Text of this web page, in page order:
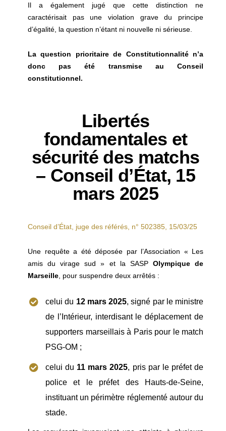
Il a également jugé que cette distinction ne
caractérisait pas une violation grave du principe
d’égalité, la question n’étant ni nouvelle ni sérieuse.
La question prioritaire de Constitutionnalité n’a
donc pas été transmise au Conseil
constitutionnel.
Libertés
fondamentales et
sécurité des matchs
– Conseil d’État, 15
mars 2025
Conseil d’État, juge des référés, n° 502385, 15/03/25
Une requête a été déposée par l’Association « Les
amis du virage sud » et la SASP Olympique de
Marseille , pour suspendre deux arrêtés :
celui du 12 mars 2025, signé par le ministre
de l’Intérieur, interdisant le déplacement de
supporters marseillais à Paris pour le match
PSG-OM ;
celui du 11 mars 2025, pris par le préfet de
police et le préfet des Hauts-de-Seine,
instituant un périmètre réglementé autour du
stade.